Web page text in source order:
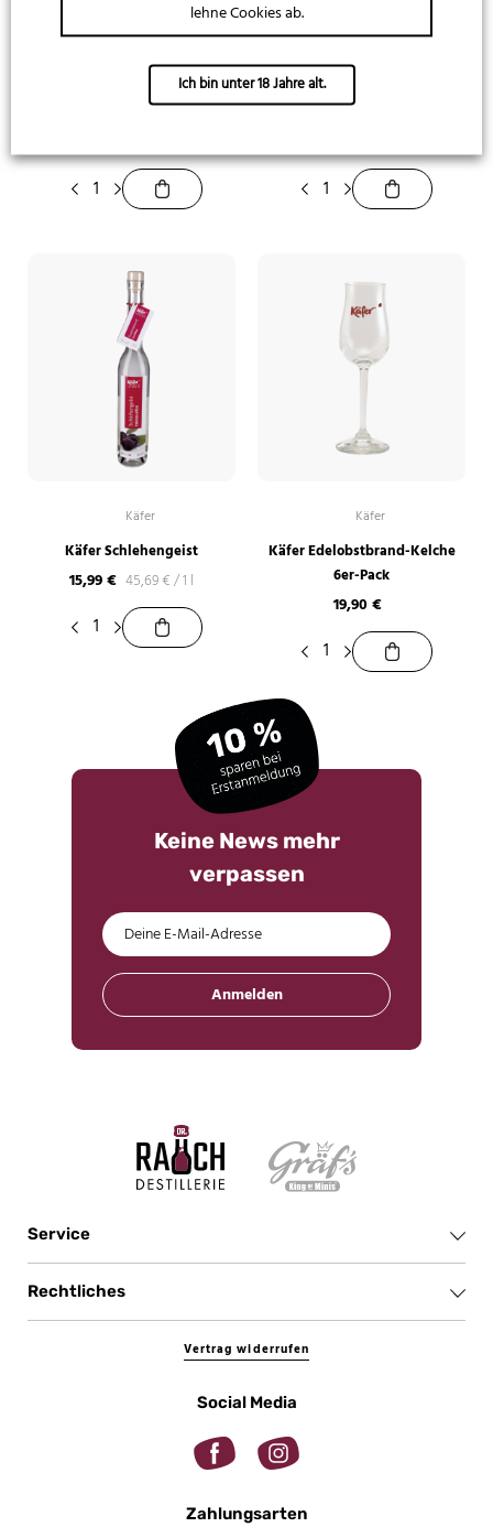
Käfer Honig Williams Käfer Marillenbrand
Käfer
Käfer Schlehengeist
15,99€ 45,69€/1 l
Käfer
Käfer Edelobstbrand-Kelche
6er-Pack
19,90€
Keine News mehr
verpassen
Anmelden
Service
Rechtliches
Vertrag widerrufen
Social Media
Zahlungsarten
lehne Cookies ab.
Ich bin unter 18 Jahre alt.